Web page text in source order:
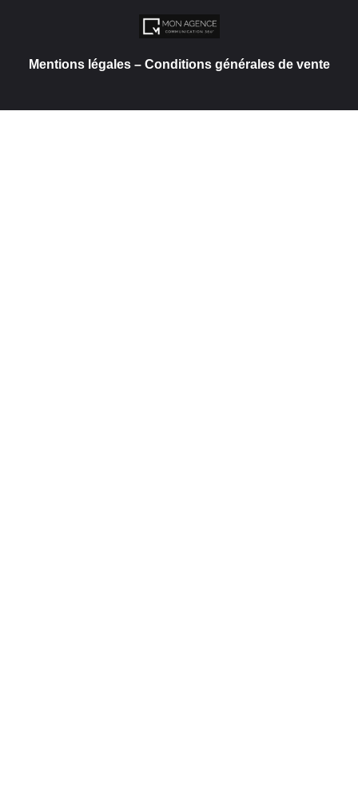
Mentions légales– Conditions générales de vente